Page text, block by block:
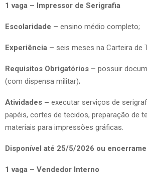
1 vaga – Impressor de Serigrafia
Escolaridade – ensino médio completo;
Experiência – seis meses na Carteira de
Requisitos Obrigatórios – possuir
(com dispensa militar);
Atividades – executar serviços de
papéis, cortes de tecidos, preparação de
materiais para impressões gráficas.
Disponível até 25/5/2026 ou
1 vaga – Vendedor Interno